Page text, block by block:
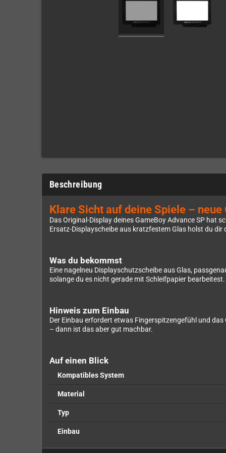
Beschreibung
Klare Sicht auf deine Spiele – neue
Das Original-Display deines GameBoy Advance SP hat
Ersatz-Displayscheibe aus kratzfestem Glas holst du dir
Was du bekommst
Eine nagelneu Displayschutzscheibe aus Glas,
solange du es nicht gerade mit Schleifpapier bearbeitest.
Hinweis zum Einbau
Der Einbau erfordert etwas Fingerspitzengefühl und
– dann ist das aber gut machbar.
Auf einen Blick
Kompatibles System
Material
Typ
Einbau